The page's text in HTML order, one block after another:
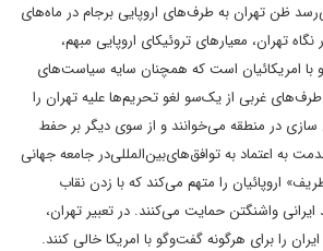
ظن تهران به طرف‌های اروپایی برجام در ماه‌های
تهران، معیارهای تروئیکای اروپایی مبهم،
با امریکائیان است که همچنان سایه سیاست‌های
غربی از یک‌سو لغو تحریم‌ها علیه تهران را
سازی در منطقه می‌خوانند و از سوی دیگر بر حفط
به اعتماد به توافق‌های‌بین‌المللی‌در جامعه جهانی
اروپائیان را متهم می‌کند که با زدن نقاب
واشنگتن حمایت می‌کنند. در تعبیر تهران،
را برای هرگونه گفت‌وگو با امریکا خالی کنند.